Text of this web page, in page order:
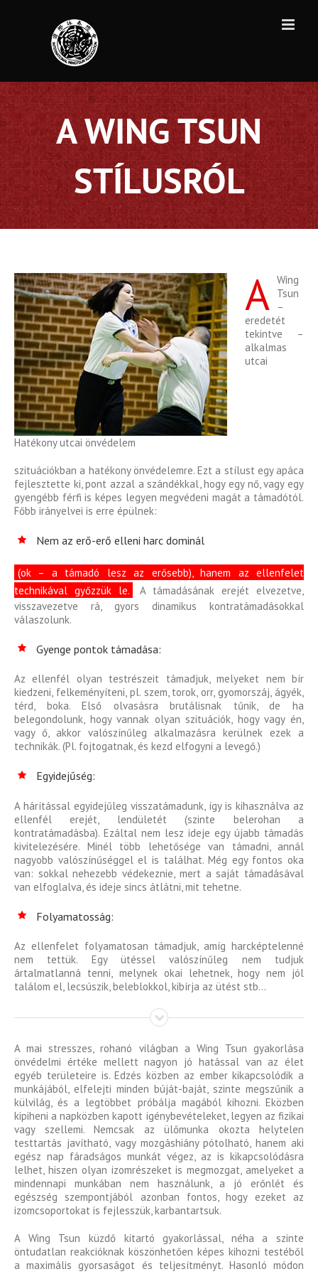
A WING TSUN
STÍLUSRÓL
Hatékony utcai önvédelem
A Wing
Tsun
–
eredetét
tekintve –
alkalmas
utcai
szituációkban a hatékony önvédelemre. Ezt a stílust egy apáca
fejlesztette ki, pont azzal a szándékkal, hogy egy nő, vagy egy
gyengébb férfi is képes legyen megvédeni magát a támadótól.
Főbb irányelvei is erre épülnek:
Nem az erő-erő elleni harc dominál
(ok – a támadó lesz az erősebb), hanem az ellenfelet
technikával győzzük le.
A támadásának erejét elvezetve,
visszavezetve rá, gyors dinamikus kontratámadásokkal
válaszolunk.
Gyenge pontok támadása:
Az ellenfél olyan testrészeit támadjuk, melyeket nem bír
kiedzeni, felkeményíteni, pl. szem, torok, orr, gyomorszáj, ágyék,
térd, boka. Első olvasásra brutálisnak tűnik, de ha
belegondolunk, hogy vannak olyan szituációk, hogy vagy én,
vagy ő, akkor valószínűleg alkalmazásra kerülnek ezek a
technikák. (Pl. fojtogatnak, és kezd elfogyni a levegő.)
Egyidejűség:
A hárítással egyidejűleg visszatámadunk, így is kihasználva az
ellenfél erejét, lendületét (szinte belerohan a
kontratámadásba). Ezáltal nem lesz ideje egy újabb támadás
kivitelezésére. Minél több lehetősége van támadni, annál
nagyobb valószínűséggel el is találhat. Még egy fontos oka
van: sokkal nehezebb védekeznie, mert a saját támadásával
van elfoglalva, és ideje sincs átlátni, mit tehetne.
Folyamatosság:
Az ellenfelet folyamatosan támadjuk, amíg harcképtelenné
nem tettük. Egy ütéssel valószínűleg nem tudjuk
ártalmatlanná tenni, melynek okai lehetnek, hogy nem jól
találom el, lecsúszik, beleblokkol, kibírja az ütést stb…
A mai stresszes, rohanó világban a Wing Tsun gyakorlása
önvédelmi értéke mellett nagyon jó hatással van az élet
egyéb területeire is. Edzés közben az ember kikapcsolódik a
munkájából, elfelejti minden búját-baját, szinte megszűnik a
külvilág, és a legtöbbet próbálja magából kihozni. Eközben
kipiheni a napközben kapott igénybevételeket, legyen az fizikai
vagy szellemi. Nemcsak az ülőmunka okozta helytelen
testtartás javítható, vagy mozgáshiány pótolható, hanem aki
egész nap fáradságos munkát végez, az is kikapcsolódásra
lelhet, hiszen olyan izomrészeket is megmozgat, amelyeket a
mindennapi munkában nem használunk, a jó erőnlét és
egészség szempontjából azonban fontos, hogy ezeket az
izomcsoportokat is fejlesszük, karbantartsuk.
A Wing Tsun küzdő kitartó gyakorlással, néha a szinte
öntudatlan reakcióknak köszönhetően képes kihozni testéből
a maximális gyorsaságot és teljesítményt. Hasonló módon